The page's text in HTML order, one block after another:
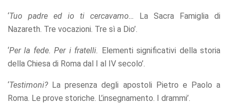
‘Tuo padre ed io ti cercavamo…
La Sacra Famiglia di
Nazareth. Tre vocazioni. Tre sì a Dio’.
‘Per la fede. Per i fratelli.
Elementi significativi della storia
della Chiesa di Roma dal I al IV secolo’.
‘Testimoni?La presenza degli apostoli Pietro e Paolo a
Roma. Le prove storiche. L’insegnamento. I drammi’.